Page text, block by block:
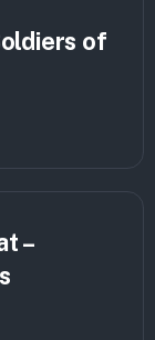
of
–